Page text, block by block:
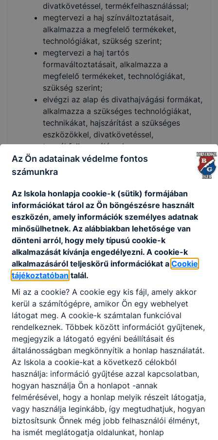
divatkövetéssel, termékfelhasználással;
megtervezi a haj színváltoztatásait,
alkalmazza a megfelelő termékeket,
technológiákat, szükség szerint;
megtervezi a haj tartós
formaváltoztatásait, alkalmazza a
megfelelő termékeket, technológiákat,
szükség szerint;
elvégzi az alap és divathajvágási formákat,
alkalmazza a szükséges technológiákat,
technikákat, hajszárítást a szükséges
eszközökkel, divatkövetéssel,
termékfelhasználással;
megtervezi és elvégzi a különböző
hajhosszabbítási technológiákat,
fizikai formaváltoztató eszközök
segítségével, díszítés alkalmazásával;
minden szolgáltatást követően tanácsot
ad a vendégének otthoni hajápoláshoz és
hajformázáshoz;
képes a fodrászszalon működésének
megtervezésére és a mindenkori hatályos
jogszabályok szerinti működtetésére.
ISKOLASPECIFIKUS INFORMÁCIÓK A KÉPZÉSHEZ
Bemeneti feltétel: érettségi végzettség
Képzési idő: 2 tanítási év (iskolai szüneteket is
tartalmazza)
Képzés munkarendje: nappali
Képzés indulása: megfelelő létszám esetén
Várható kezdés: 2026. szeptember 1.
Jelentkezés: 25 éves korig („Tanulói jogviszony
tanköteles kiskorúval, továbbá a szakmai
Az Ön adatainak védelme fontos
számunkra
Az Iskola honlapja cookie-k (sütik) formájában
információkat tárol az Ön böngészésre használt
eszközén, amely információk személyes adatnak
minősülhetnek. Az alábbiakban lehetősége van
dönteni arról, hogy mely típusú cookie-k
alkalmazását kívánja engedélyezni. A cookie-k
alkalmazásáról teljeskörű információkat a Cookie
tájékoztatóban talál.
Mi az a cookie? A cookie egy kis fájl, amely akkor
kerül a számítógépre, amikor Ön egy webhelyet
látogat meg. A cookie-k számtalan funkcióval
rendelkeznek. Többek között információt gyűjtenek,
megjegyzik a látogató egyéni beállításait és
általánosságban megkönnyítik a honlap használatát.
Az Iskola a cookie-kat a következő célokból
használja: információ gyűjtése azzal kapcsolatban,
hogyan használja Ön a honlapot -annak
felmérésével, hogy a honlap melyik részeit látogatja,
vagy használja leginkább, így megtudhatjuk, hogyan
biztosítsunk Önnek még jobb felhasználói élményt,
ha ismét meglátogatja oldalunkat, honlap